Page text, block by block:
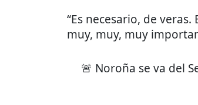
“Es necesario, de veras.
muy, muy, muy
🚨 Noroña se va del